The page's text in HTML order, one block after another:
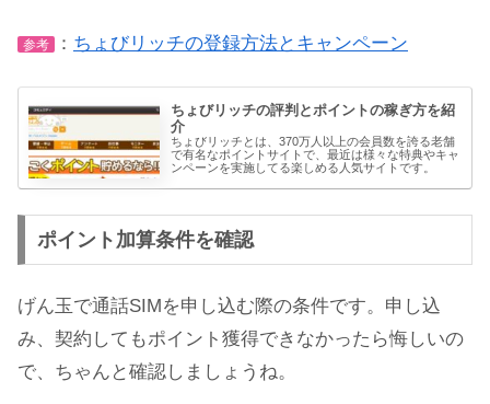
参考 ： ちょびリッチの登録方法とキャンペーン
ちょびリッチの評判とポイントの稼ぎ方を紹
介
ちょびリッチとは、370万人以上の会員数を誇る老舗
で有名なポイントサイトで、最近は様々な特典やキャ
ンペーンを実施してる楽しめる人気サイトです。
ポイント加算条件を確認
げん玉で通話SIMを申し込む際の条件です。申し込
み、契約してもポイント獲得できなかったら悔しいの
で、ちゃんと確認しましょうね。